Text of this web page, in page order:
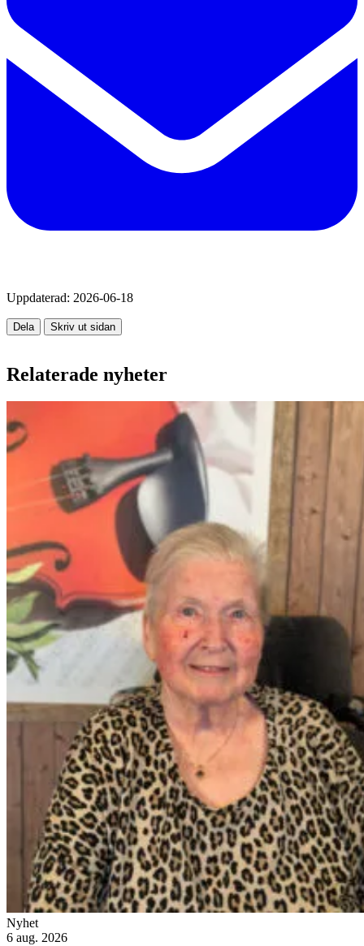
Uppdaterad: 2026-06-18
Dela Skriv ut sidan
Relaterade nyheter
Nyhet
6 aug. 2026